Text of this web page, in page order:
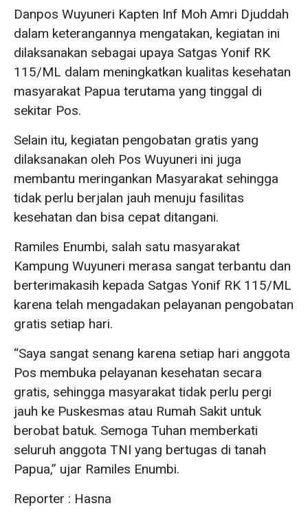
Danpos Wuyuneri Kapten Inf Moh Amri Djuddah
dalam keterangannya mengatakan, kegiatan ini
dilaksanakan sebagai upaya Satgas Yonif RK
115/ML dalam meningkatkan kualitas kesehatan
masyarakat Papua terutama yang tinggal di
sekitar Pos.
Selain itu, kegiatan pengobatan gratis yang
dilaksanakan oleh Pos Wuyuneri ini juga
membantu meringankan Masyarakat sehingga
tidak perlu berjalan jauh menuju fasilitas
kesehatan dan bisa cepat ditangani.
Ramiles Enumbi, salah satu masyarakat
Kampung Wuyuneri merasa sangat terbantu dan
berterimakasih kepada Satgas Yonif RK 115/ML
karena telah mengadakan pelayanan pengobatan
gratis setiap hari.
“Saya sangat senang karena setiap hari anggota
Pos membuka pelayanan kesehatan secara
gratis, sehingga masyarakat tidak perlu pergi
jauh ke Puskesmas atau Rumah Sakit untuk
berobat batuk. Semoga Tuhan memberkati
seluruh anggota TNI yang bertugas di tanah
Papua,” ujar Ramiles Enumbi.
Reporter : Hasna